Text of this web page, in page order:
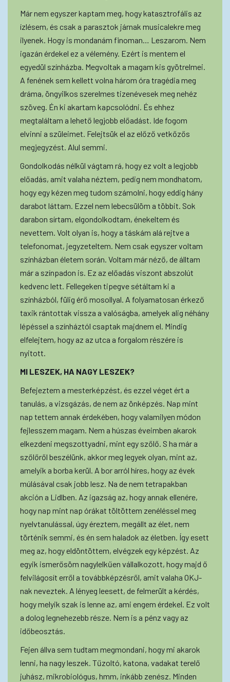
Már nem egyszer kaptam meg, hogy katasztrofális az
ízlésem, és csak a parasztok járnak musicalekre meg
ilyenek. Hogy is mondanám finoman… Leszarom. Nem
igazán érdekel ez a vélemény. Ezért is mentem el
egyedül színházba. Megvoltak a magam kis gyötrelmei.
A fenének sem kellett volna három óra tragédia meg
dráma, öngyilkos szerelmes tizenévesek meg nehéz
szöveg. Én ki akartam kapcsolódni. És ehhez
megtaláltam a lehető legjobb előadást. Ide fogom
elvinni a szüleimet. Felejtsük el az előző vetkőzős
megjegyzést. Alul semmi.
Gondolkodás nélkül vágtam rá, hogy ez volt a legjobb
előadás, amit valaha néztem, pedig nem mondhatom,
hogy egy kézen meg tudom számolni, hogy eddig hány
darabot láttam. Ezzel nem lebecsülöm a többit. Sok
darabon sírtam, elgondolkodtam, énekeltem és
nevettem. Volt olyan is, hogy a táskám alá rejtve a
telefonomat, jegyzeteltem. Nem csak egyszer voltam
színházban életem során. Voltam már néző, de álltam
már a színpadon is. Ez az előadás viszont abszolút
kedvenc lett. Fellegeken tipegve sétáltam ki a
színházból, fülig érő mosollyal. A folyamatosan érkező
taxik rántottak vissza a valóságba, amelyek alig néhány
lépéssel a színháztól csaptak majdnem el. Mindig
elfelejtem, hogy az az utca a forgalom részére is
nyitott.
MI LESZEK, HA NAGY LESZEK?
Befejeztem a mesterképzést, és ezzel véget ért a
tanulás, a vizsgázás, de nem az önképzés. Nap mint
nap tettem annak érdekében, hogy valamilyen módon
fejlesszem magam. Nem a húszas éveimben akarok
elkezdeni megszottyadni, mint egy szőlő. S ha már a
szőlőről beszélünk, akkor meg legyek olyan, mint az,
amelyik a borba kerül. A bor arról híres, hogy az évek
múlásával csak jobb lesz. Na de nem tetrapakban
akción a Lidlben. Az igazság az, hogy annak ellenére,
hogy nap mint nap órákat töltöttem zenéléssel meg
nyelvtanulással, úgy éreztem, megállt az élet, nem
történik semmi, és én sem haladok az életben. Így esett
meg az, hogy eldöntöttem, elvégzek egy képzést. Az
egyik ismerősöm nagylelkűen vállalkozott, hogy majd ő
felvilágosít erről a továbbképzésről, amit valaha OKJ-
nak neveztek. A lényeg leesett, de felmerült a kérdés,
hogy melyik szak is lenne az, ami engem érdekel. Ez volt
a dolog legnehezebb része. Nem is a pénz vagy az
időbeosztás.
Fejen állva sem tudtam megmondani, hogy mi akarok
lenni, ha nagy leszek. Tűzoltó, katona, vadakat terelő
juhász, mikrobiológus, hmm, inkább zenész. Minden